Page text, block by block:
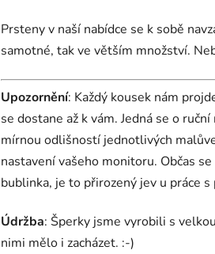
Prsteny v naší nabídce se k sobě
samotné, tak ve větším množství.
Upozornění: Každý kousek nám
se dostane až k vám. Jedná se o
mírnou odlišností jednotlivých
nastavení vašeho monitoru. Občas
bublinka, je to přirozený jev u práce s
Údržba: Šperky jsme vyrobili s
nimi mělo i zacházet. :-)